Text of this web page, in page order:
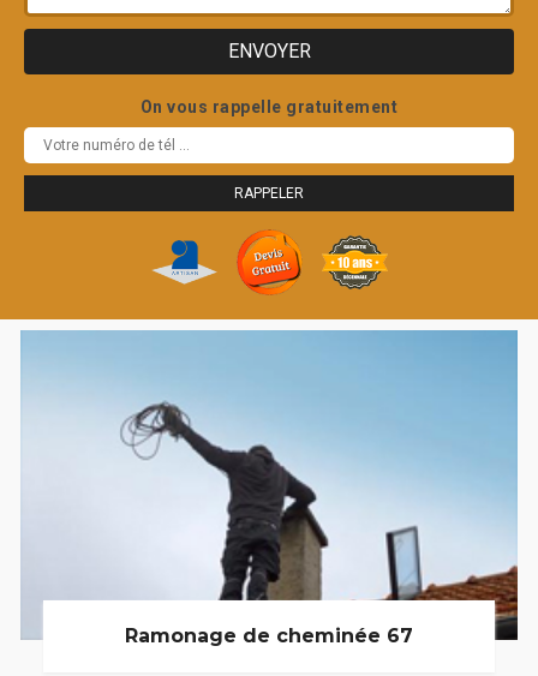
On vous rappelle gratuitement
Ramonage de cheminée 67